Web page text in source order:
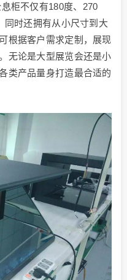
柜不仅有180度、270
同时还拥有从小尺寸到大
根据客户需求定制，展现
无论是大型展览会还是小
类产品量身打造最合适的